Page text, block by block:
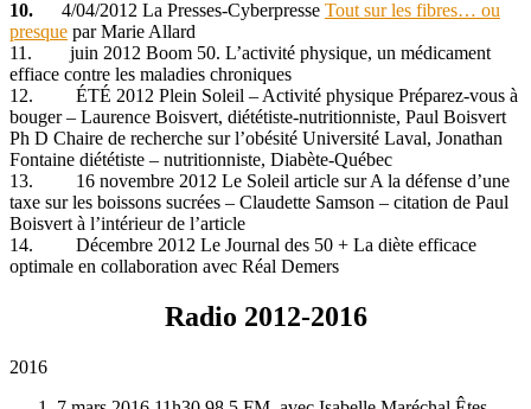
10. 4/04/2012 La Presses-Cyberpresse Tout sur les fibres… ou
presque par Marie Allard
11. juin 2012 Boom 50. L’activité physique, un médicament
effiace contre les maladies chroniques
12. ÉTÉ 2012 Plein Soleil – Activité physique Préparez-vous à
bouger – Laurence Boisvert, diététiste-nutritionniste, Paul Boisvert
Ph D Chaire de recherche sur l’obésité Université Laval, Jonathan
Fontaine diététiste – nutritionniste, Diabète-Québec
13. 16 novembre 2012 Le Soleil article sur A la défense d’une
taxe sur les boissons sucrées – Claudette Samson – citation de Paul
Boisvert à l’intérieur de l’article
14. Décembre 2012 Le Journal des 50 + La diète efficace
optimale en collaboration avec Réal Demers
Radio 2012-2016
2016